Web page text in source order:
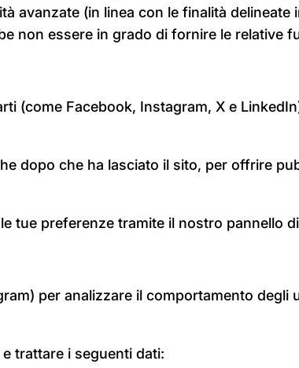
avanzate (in linea con le finalità
non essere in grado di fornire le relative
(come Facebook, Instagram, X e
dopo che ha lasciato il sito, per offrire
tue preferenze tramite il nostro pannello
per analizzare il comportamento degli
trattare i seguenti dati: